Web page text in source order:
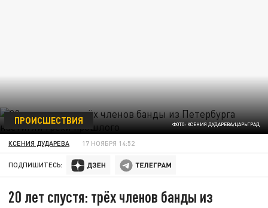
ФОТО: КСЕНИЯ ДУДАРЕВА/ЦАРЬГРАД
ПРОИСШЕСТВИЯ
КСЕНИЯ ДУДАРЕВА 17 НОЯБРЯ 14:52
ПОДПИШИТЕСЬ:
20 лет спустя: трёх членов банды из